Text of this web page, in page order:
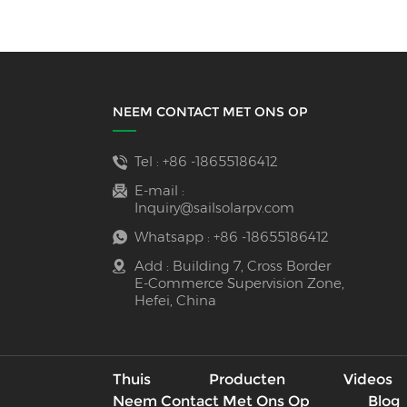
NEEM CONTACT MET ONS OP
Tel : +86 -18655186412
E-mail :
Inquiry@sailsolarpv.com
Whatsapp : +86 -18655186412
Add : Building 7, Cross Border
E-Commerce Supervision Zone,
Hefei, China
Thuis Producten Videos
Neem Contact Met Ons Op
Blog